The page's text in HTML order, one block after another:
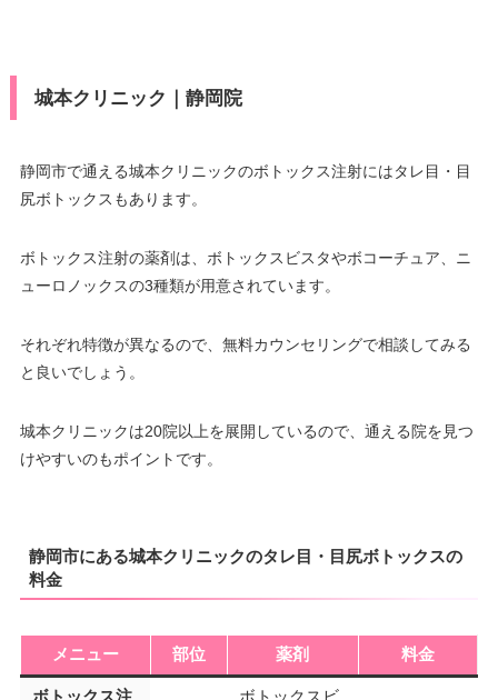
城本クリニック｜静岡院
静岡市で通える城本クリニックのボトックス注射にはタレ目・目
尻ボトックスもあります。
ボトックス注射の薬剤は、ボトックスビスタやボコーチュア、ニ
ューロノックスの3種類が用意されています。
それぞれ特徴が異なるので、無料カウンセリングで相談してみる
と良いでしょう。
城本クリニックは20院以上を展開しているので、通える院を見つ
けやすいのもポイントです。
静岡市にある城本クリニックのタレ目・目尻ボトックスの
料金
メニュー 部位 薬剤 料金
ボトックス注 ボトックスビ